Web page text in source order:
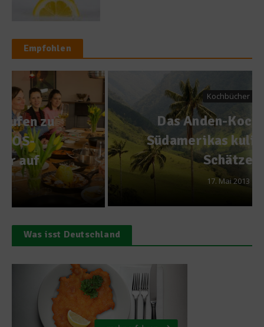
Empfohlen
Das Anden-Kochbuch –
Südamerikas kulinarische
Schätze
Was isst Deutschland